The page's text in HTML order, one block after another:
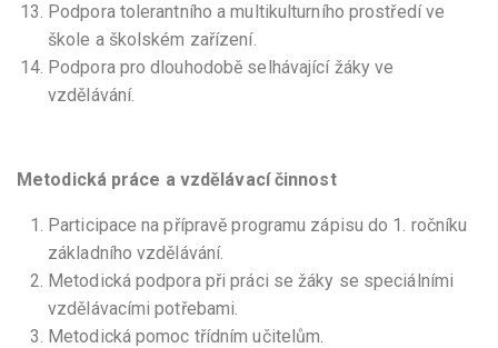
Podpora tolerantního a multikulturního prostředí ve
škole a školském zařízení.
Podpora pro dlouhodobě selhávající žáky ve
vzdělávání.
Metodická práce a vzdělávací činnost
Participace na přípravě programu zápisu do 1. ročníku
základního vzdělávání.
Metodická podpora při práci se žáky se speciálními
vzdělávacími potřebami.
Metodická pomoc třídním učitelům.